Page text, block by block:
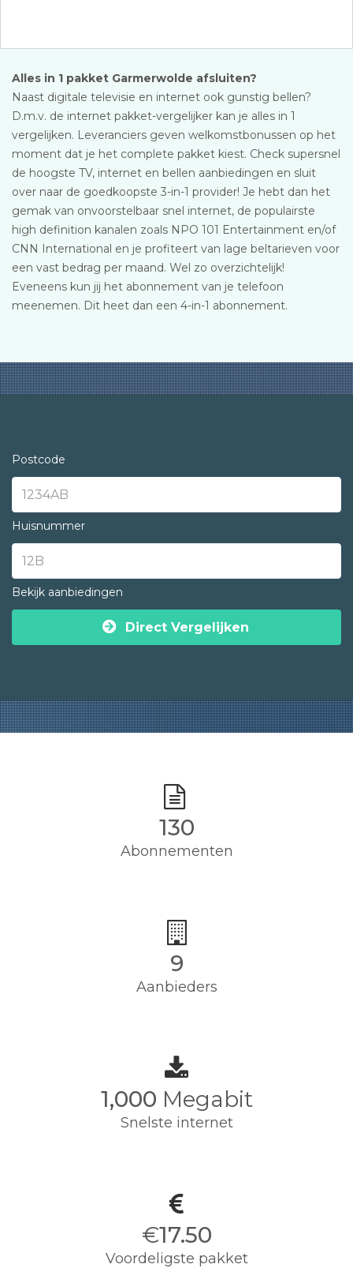
Alles in 1 pakket Garmerwolde afsluiten?
Naast digitale televisie en internet ook gunstig bellen?
D.m.v. de internet pakket-vergelijker kan je alles in 1
vergelijken. Leveranciers geven welkomstbonussen op het
moment dat je het complete pakket kiest. Check supersnel
de hoogste TV, internet en bellen aanbiedingen en sluit
over naar de goedkoopste 3-in-1 provider! Je hebt dan het
gemak van onvoorstelbaar snel internet, de populairste
high definition kanalen zoals NPO 101 Entertainment en/of
CNN International en je profiteert van lage beltarieven voor
een vast bedrag per maand. Wel zo overzichtelijk!
Eveneens kun jij het abonnement van je telefoon
meenemen. Dit heet dan een 4-in-1 abonnement.
Postcode
Huisnummer
Bekijk aanbiedingen
Direct Vergelijken
130
Abonnementen
9
Aanbieders
1,000 Megabit
Snelste internet
€17.50
Voordeligste pakket